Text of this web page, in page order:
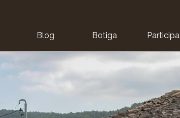
Blog Botiga Participa